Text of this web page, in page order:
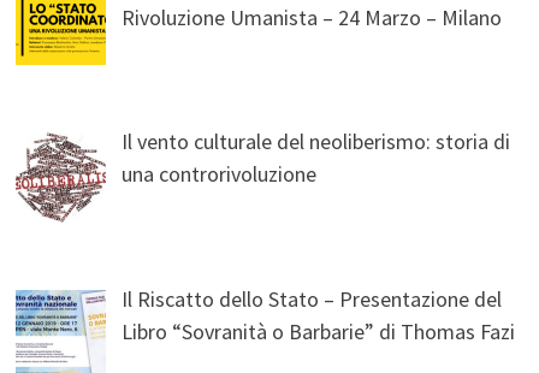
Rivoluzione Umanista – 24 Marzo – Milano
Il vento culturale del neoliberismo: storia di
una controrivoluzione
Il Riscatto dello Stato – Presentazione del
Libro “Sovranità o Barbarie” di Thomas Fazi